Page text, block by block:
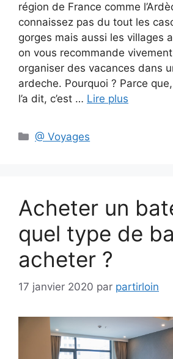
région de France comme
connaissez pas du tout les
gorges mais aussi les villages
on vous recommande
organiser des vacances dans
ardeche. Pourquoi ? Parce
l’a dit, c’est … Lire plus
Catégories
@ Voyages
Acheter un
quel type de
acheter ?
17 janvier 2020 par partirloin